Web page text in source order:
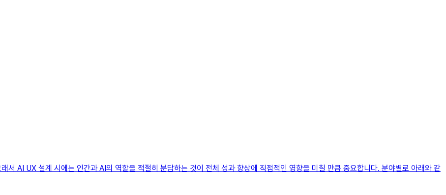
서 AI UX 설계 시에는 인간과 AI의 역할을 적절히 분담하는 것이 전체 성과 향상에 직접적인 영향을 미칠 만큼 중요합니다. 분야별로 아래와 같